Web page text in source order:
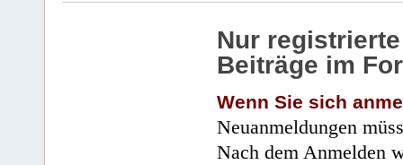
Nur
Beiträge im
Wenn Sie sich
Neuanmeldungen
Nach dem Anmelden